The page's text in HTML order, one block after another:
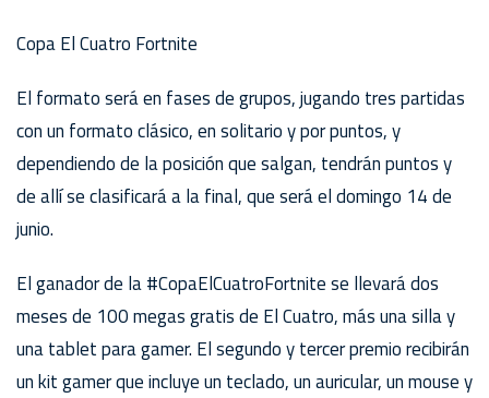
Copa El Cuatro Fortnite
El formato será en fases de grupos, jugando tres partidas
con un formato clásico, en solitario y por puntos, y
dependiendo de la posición que salgan, tendrán puntos y
de allí se clasificará a la final, que será el domingo 14 de
junio.
El ganador de la #CopaElCuatroFortnite se llevará dos
meses de 100 megas gratis de El Cuatro, más una silla y
una tablet para gamer. El segundo y tercer premio recibirán
un kit gamer que incluye un teclado, un auricular, un mouse y